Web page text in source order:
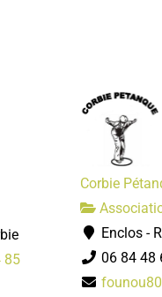
85
Corbie
Enclos -
06 84 48